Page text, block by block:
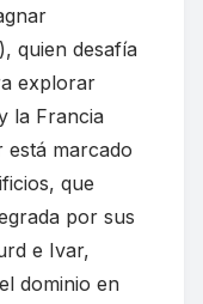
quien desafía
explorar
la Francia
está marcado
que
por sus
e Ivar,
dominio en